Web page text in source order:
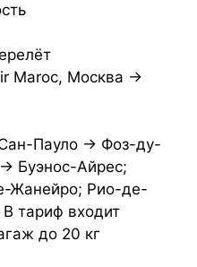
Maroc, Москва →
Пауло → Фоз-ду-
Буэнос-Айрес;
Жанейро; Рио-де-
тариф входит
до 20 кг